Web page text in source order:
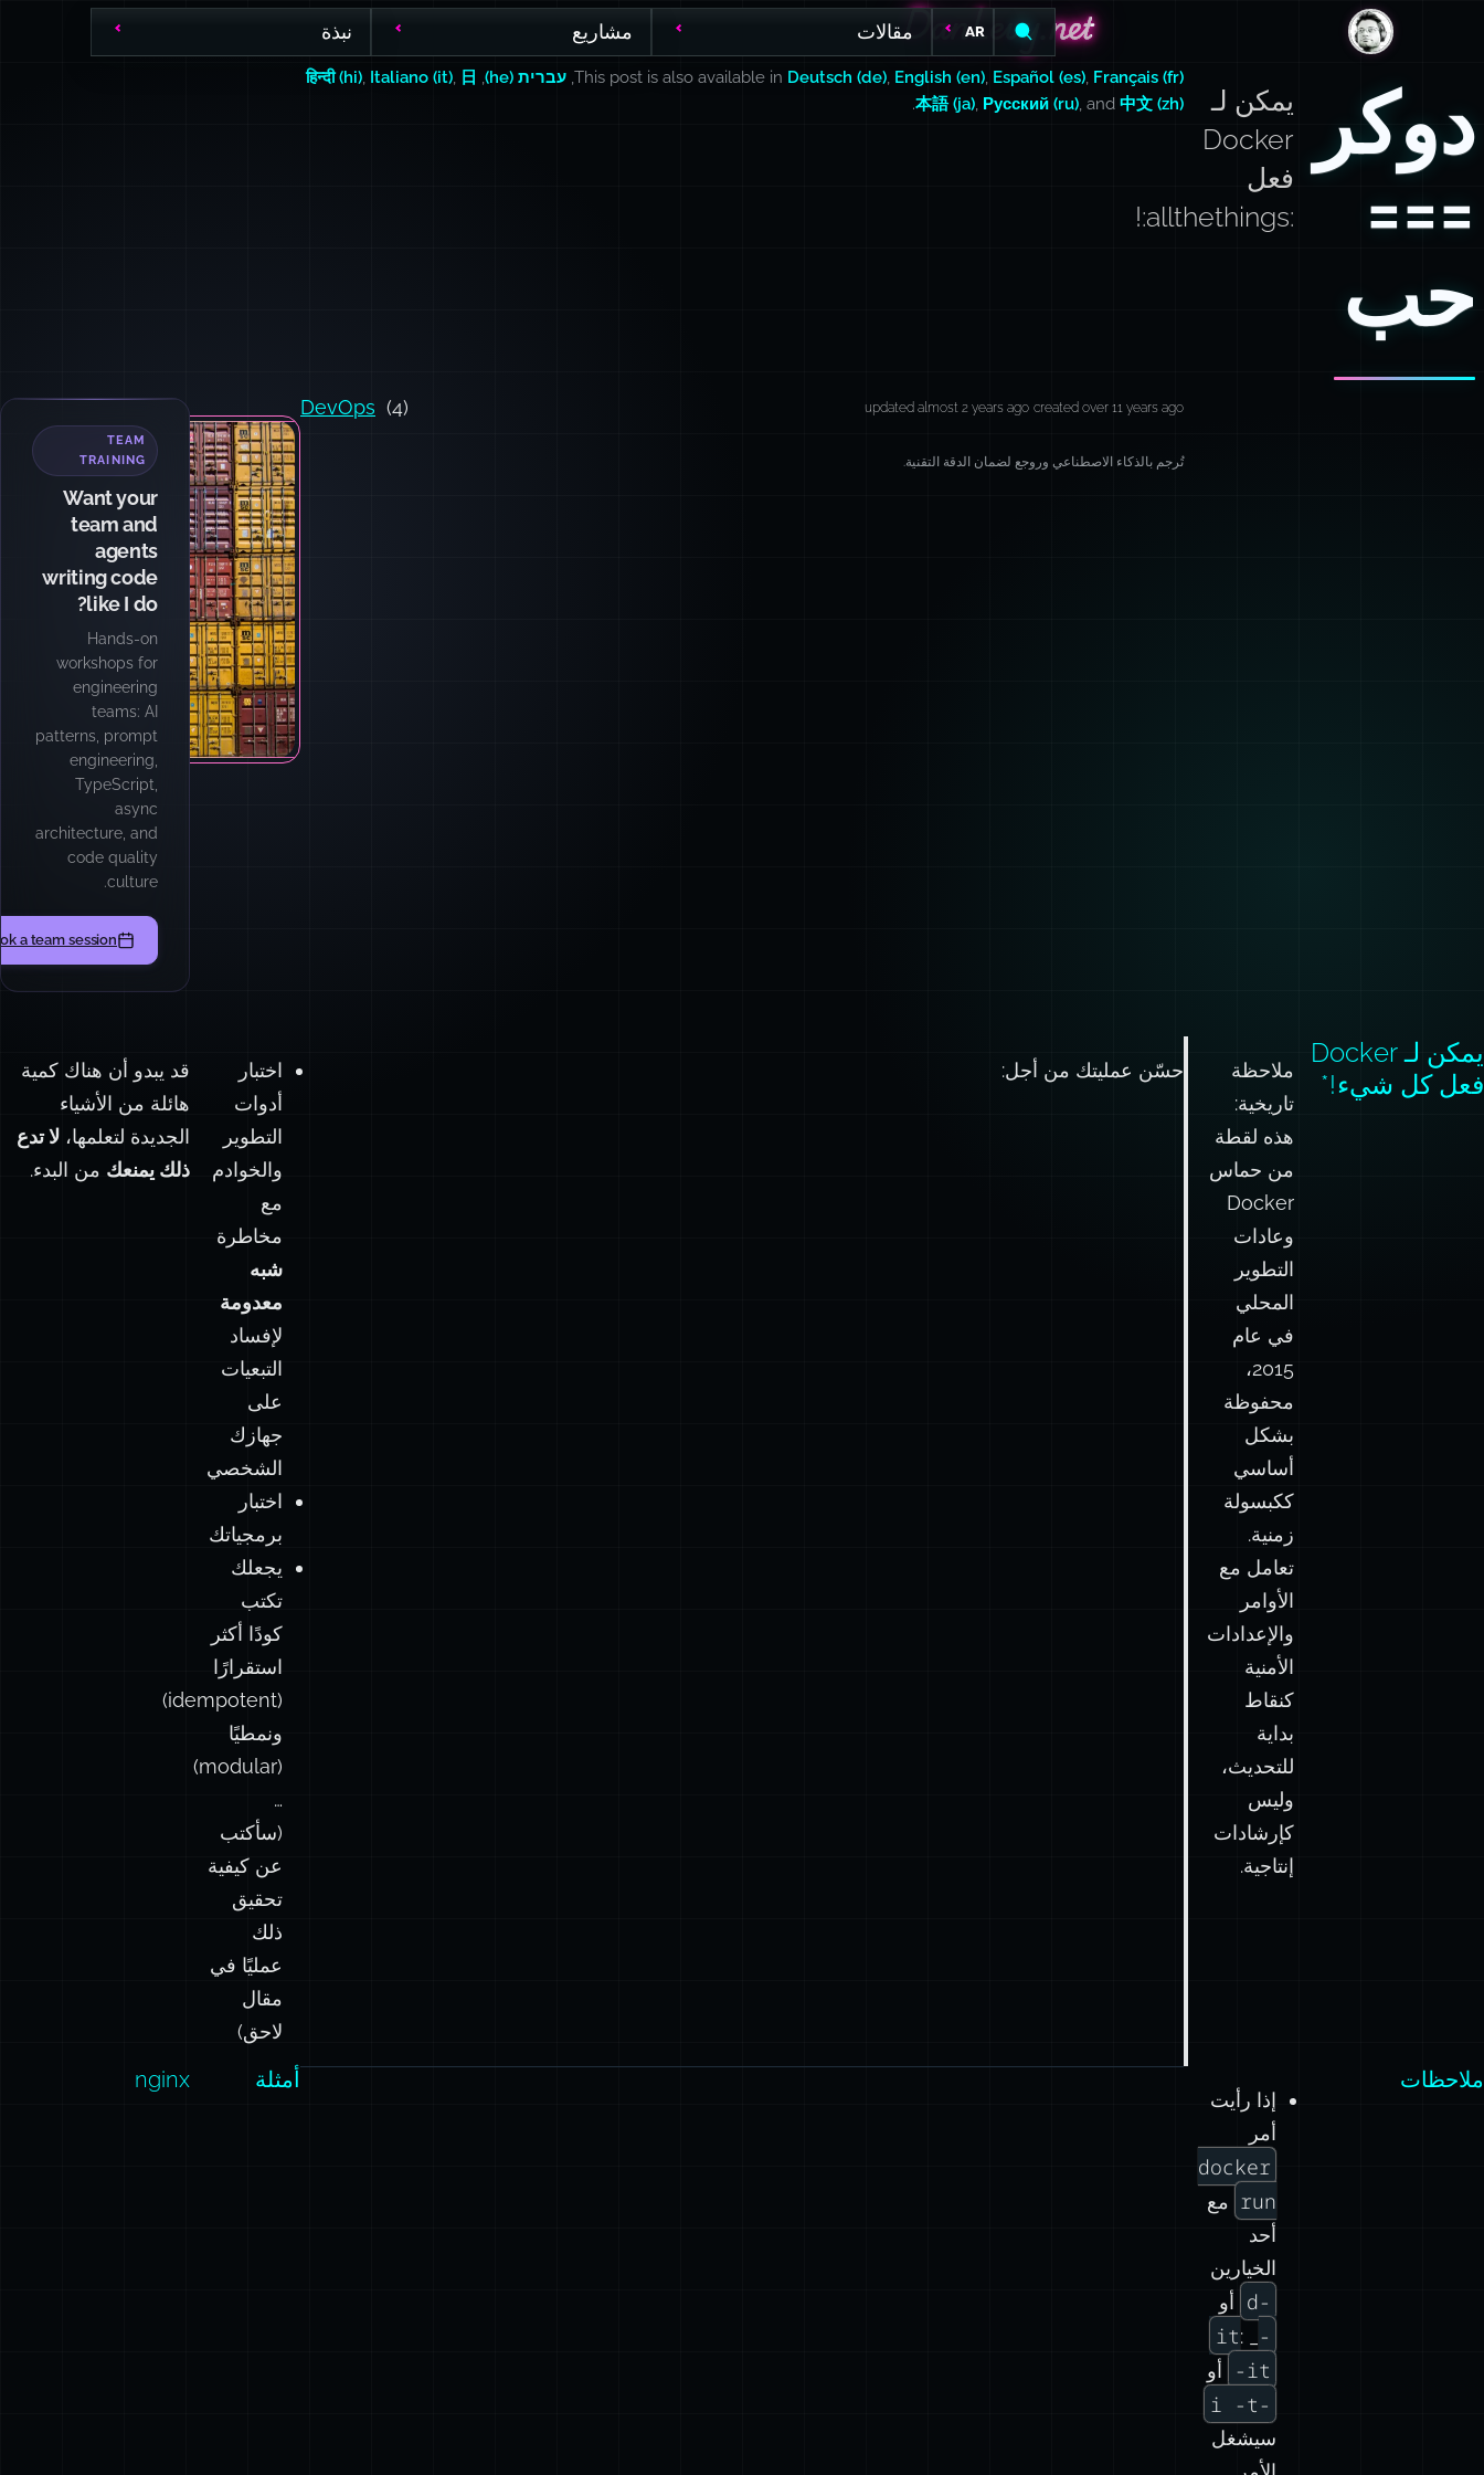
DanLevy.net
DanLevy.net
DanLevy.net
AR مقالات مشاريع نبذة
دوكر
===
حب
يمكن لـ
Docker
فعل
:allthethings:!
This post is also available in Deutsch (de) English (en) Español (es) Français (fr) עברית (he) हिन्दी (hi) Italiano (it)
日
本語 (ja) Русский (ru) , and 中文 (zh)
.
created over 11 years ago
updated almost 2 years ago
DevOps (4)
تُرجم بالذكاء الاصطناعي وروجع لضمان الدقة التقنية.
TEAM
TRAINING
Want your
team and
agents
writing code
like I do?
Hands-on
workshops for
engineering
teams: AI
patterns, prompt
engineering,
TypeScript,
async
architecture, and
code quality
culture.
a team session
يمكن لـ Docker
فعل كل شيء!*
ملاحظة
تاريخية:
هذه لقطة
من حماس
Docker
وعادات
التطوير
المحلي
في عام
2015،
محفوظة
بشكل
أساسي
ككبسولة
زمنية.
تعامل مع
الأوامر
والإعدادات
الأمنية
كنقاط
بداية
للتحديث،
وليس
كإرشادات
إنتاجية.
حسّن عمليتك من أجل:
اختبار
أدوات
التطوير
والخوادم
مع
مخاطرة
شبه
معدومة
لإفساد
التبعيات
على
جهازك
الشخصي
اختبار
برمجياتك
يجعلك
تكتب
كودًا أكثر
استقرارًا
(idempotent)
ونمطيًا
(modular)
…
(سأكتب
عن كيفية
تحقيق
ذلك
عمليًا في
مقال
لاحق)
قد يبدو أن هناك كمية
هائلة من الأشياء
الجديدة لتعلمها، لا تدع
ذلك يمنعك من البدء.
ملاحظات
إذا رأيت
أمر
docker
run مع
أحد
الخيارين
-d أو
-it
: _
-it أو
-i -t
سيشغل
أمثلة nginx